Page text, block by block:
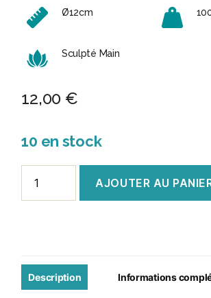
Ø12cm
Sculpté Main
12,00 €
10 en stock
Coco
AJOUTER AU
Description Informations